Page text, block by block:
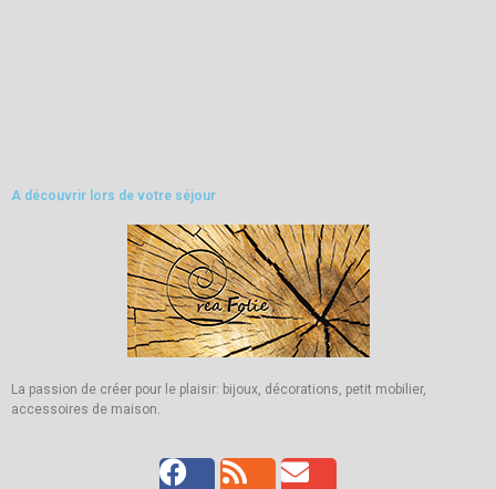
A découvrir lors de votre séjour
La passion de créer pour le plaisir: bijoux, décorations, petit mobilier,
accessoires de maison.